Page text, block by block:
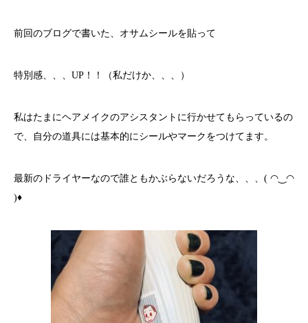
前回のブログで書いた、オサムシールを貼って
特別感、、、UP！！（私だけか、、、）
私はたまにヘアメイクのアシスタントに行かせてもらっているの
で、自分の道具には基本的にシールやマークをつけてます。
最新のドライヤーなので誰ともかぶらないだろうな、、、( ◠‿◠
)♦